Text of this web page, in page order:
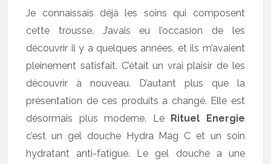
Je connaissais déjà les soins qui composent
cette trousse. J’avais eu l’occasion de les
découvrir il y a quelques années, et ils m’avaient
pleinement satisfait. C’était un vrai plaisir de les
découvrir à nouveau. D’autant plus que la
présentation de ces produits a changé. Elle est
désormais plus moderne. Le Rituel Energie
c’est un gel douche Hydra Mag C et un soin
hydratant anti-fatigue. Le gel douche a une